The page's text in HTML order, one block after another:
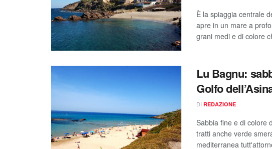
È la spiaggia centrale
apre in un mare a
grani medi e di colore
Lu Bagnu:
Golfo
DI REDAZIONE
Sabbia fine e di colore
tratti anche verde
mediterranea